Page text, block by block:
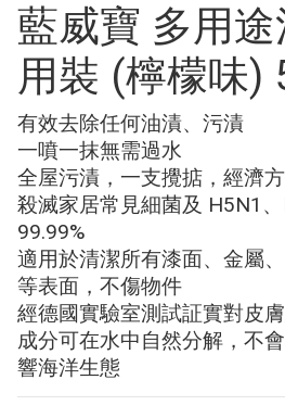
藍威寶 多用途
用裝 (檸檬味)
有效去除任何油漬、污漬
一噴一抹無需過水
全屋污漬，一支攪掂，經濟
殺滅家居常見細菌及 H5N1
99.99%
適用於清潔所有漆面、金屬
等表面，不傷物件
經德國實驗室測試証實對皮
成分可在水中自然分解，不
響海洋生態